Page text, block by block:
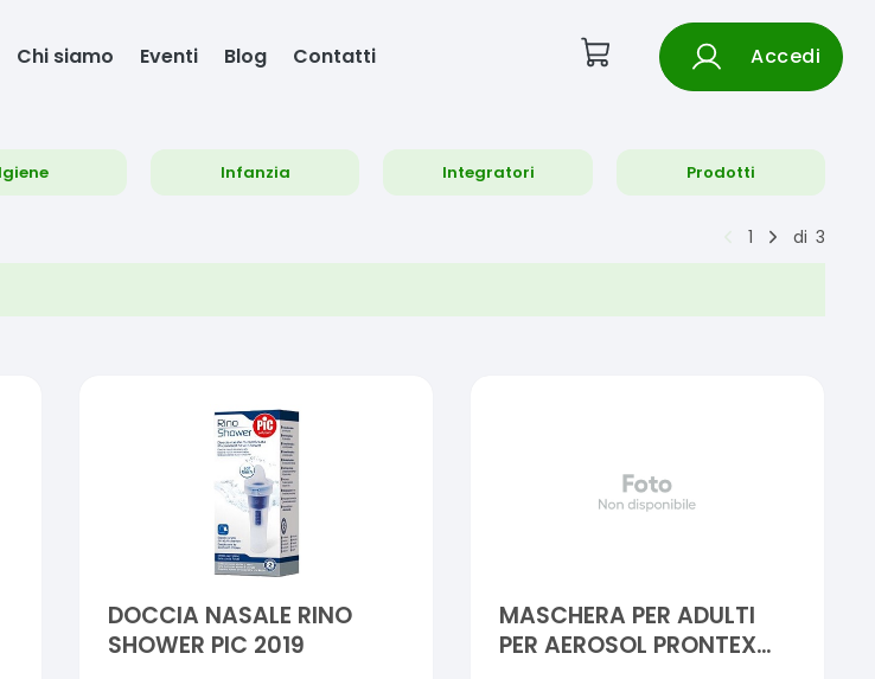
Chi siamo Eventi Blog Contatti Accedi
Igiene Infanzia Integratori Prodotti
1 di 3
DOCCIA NASALE RINO
SHOWER PIC 2019
MASCHERA PER ADULTI
PER AEROSOL PRONTEX